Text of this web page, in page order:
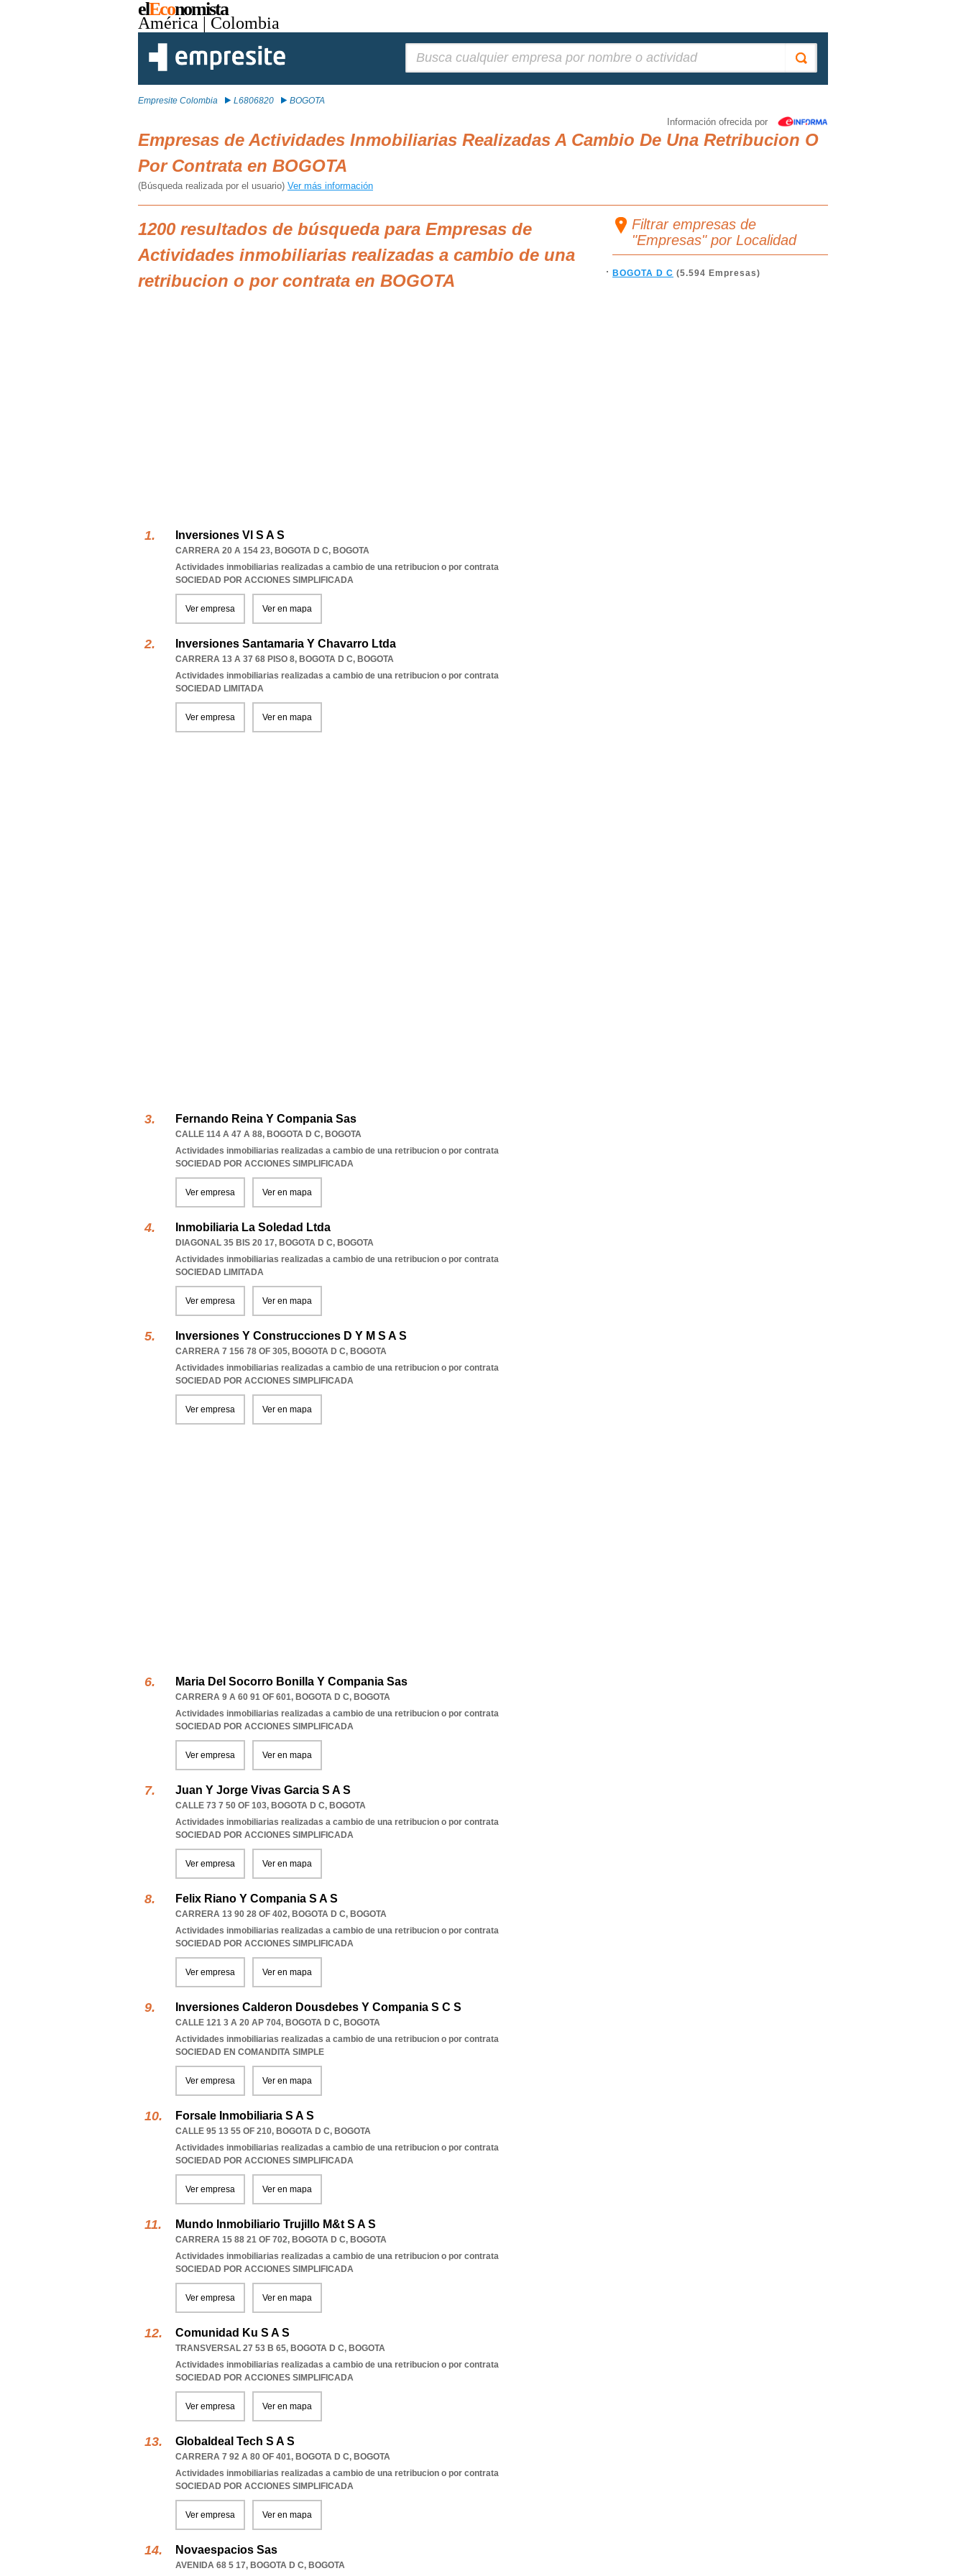
elEconomista
América | Colombia
Empresite Colombia L6806820 BOGOTA
Información ofrecida por
Empresas de Actividades Inmobiliarias Realizadas A Cambio De Una Retribucion O
Por Contrata en BOGOTA
(Búsqueda realizada por el usuario) Ver más información
1200 resultados de búsqueda para Empresas de
Actividades inmobiliarias realizadas a cambio de una
retribucion o por contrata en BOGOTA
Inversiones Vl S A S
CARRERA 20 A 154 23, BOGOTA D C, BOGOTA
Actividades inmobiliarias realizadas a cambio de una retribucion o por contrata
SOCIEDAD POR ACCIONES SIMPLIFICADA
Ver empresa Ver en mapa
Inversiones Santamaria Y Chavarro Ltda
CARRERA 13 A 37 68 PISO 8, BOGOTA D C, BOGOTA
Actividades inmobiliarias realizadas a cambio de una retribucion o por contrata
SOCIEDAD LIMITADA
Ver empresa Ver en mapa
Fernando Reina Y Compania Sas
CALLE 114 A 47 A 88, BOGOTA D C, BOGOTA
Actividades inmobiliarias realizadas a cambio de una retribucion o por contrata
SOCIEDAD POR ACCIONES SIMPLIFICADA
Ver empresa Ver en mapa
Inmobiliaria La Soledad Ltda
DIAGONAL 35 BIS 20 17, BOGOTA D C, BOGOTA
Actividades inmobiliarias realizadas a cambio de una retribucion o por contrata
SOCIEDAD LIMITADA
Ver empresa Ver en mapa
Inversiones Y Construcciones D Y M S A S
CARRERA 7 156 78 OF 305, BOGOTA D C, BOGOTA
Actividades inmobiliarias realizadas a cambio de una retribucion o por contrata
SOCIEDAD POR ACCIONES SIMPLIFICADA
Ver empresa Ver en mapa
Maria Del Socorro Bonilla Y Compania Sas
CARRERA 9 A 60 91 OF 601, BOGOTA D C, BOGOTA
Actividades inmobiliarias realizadas a cambio de una retribucion o por contrata
SOCIEDAD POR ACCIONES SIMPLIFICADA
Ver empresa Ver en mapa
Juan Y Jorge Vivas Garcia S A S
CALLE 73 7 50 OF 103, BOGOTA D C, BOGOTA
Actividades inmobiliarias realizadas a cambio de una retribucion o por contrata
SOCIEDAD POR ACCIONES SIMPLIFICADA
Ver empresa Ver en mapa
Felix Riano Y Compania S A S
CARRERA 13 90 28 OF 402, BOGOTA D C, BOGOTA
Actividades inmobiliarias realizadas a cambio de una retribucion o por contrata
SOCIEDAD POR ACCIONES SIMPLIFICADA
Ver empresa Ver en mapa
Inversiones Calderon Dousdebes Y Compania S C S
CALLE 121 3 A 20 AP 704, BOGOTA D C, BOGOTA
Actividades inmobiliarias realizadas a cambio de una retribucion o por contrata
SOCIEDAD EN COMANDITA SIMPLE
Ver empresa Ver en mapa
Forsale Inmobiliaria S A S
CALLE 95 13 55 OF 210, BOGOTA D C, BOGOTA
Actividades inmobiliarias realizadas a cambio de una retribucion o por contrata
SOCIEDAD POR ACCIONES SIMPLIFICADA
Ver empresa Ver en mapa
Mundo Inmobiliario Trujillo M&t S A S
CARRERA 15 88 21 OF 702, BOGOTA D C, BOGOTA
Actividades inmobiliarias realizadas a cambio de una retribucion o por contrata
SOCIEDAD POR ACCIONES SIMPLIFICADA
Ver empresa Ver en mapa
Comunidad Ku S A S
TRANSVERSAL 27 53 B 65, BOGOTA D C, BOGOTA
Actividades inmobiliarias realizadas a cambio de una retribucion o por contrata
SOCIEDAD POR ACCIONES SIMPLIFICADA
Ver empresa Ver en mapa
Globaldeal Tech S A S
CARRERA 7 92 A 80 OF 401, BOGOTA D C, BOGOTA
Actividades inmobiliarias realizadas a cambio de una retribucion o por contrata
SOCIEDAD POR ACCIONES SIMPLIFICADA
Ver empresa Ver en mapa
Novaespacios Sas
AVENIDA 68 5 17, BOGOTA D C, BOGOTA
Filtrar empresas de
"Empresas" por Localidad
BOGOTA D C (5.594 Empresas)